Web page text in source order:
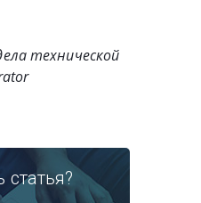
технической